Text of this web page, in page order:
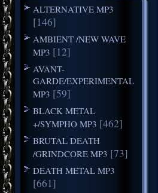
ALTERNATIVE MP3
[146]
AMBIENT /NEW WAVE
MP3 [12]
AVANT-
GARDE/EXPERIMENTAL
MP3 [59]
BLACK METAL
+/SYMPHO MP3 [462]
BRUTAL DEATH
/GRINDCORE MP3 [73]
DEATH METAL MP3
[661]